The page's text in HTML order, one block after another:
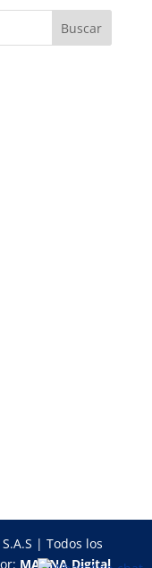
| Todos los
MAGNA Digital